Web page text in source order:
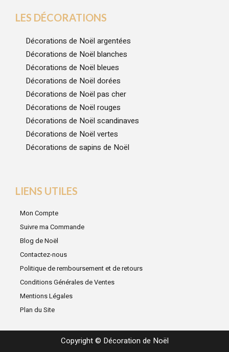
LES DÉCORATIONS
Décorations de Noël argentées
Décorations de Noël blanches
Décorations de Noël bleues
Décorations de Noël dorées
Décorations de Noël pas cher
Décorations de Noël rouges
Décorations de Noël scandinaves
Décorations de Noël vertes
Décorations de sapins de Noël
LIENS UTILES
Mon Compte
Suivre ma Commande
Blog de Noël
Contactez-nous
Politique de remboursement et de retours
Conditions Générales de Ventes
Mentions Légales
Plan du Site
Copyright © Décoration de Noël